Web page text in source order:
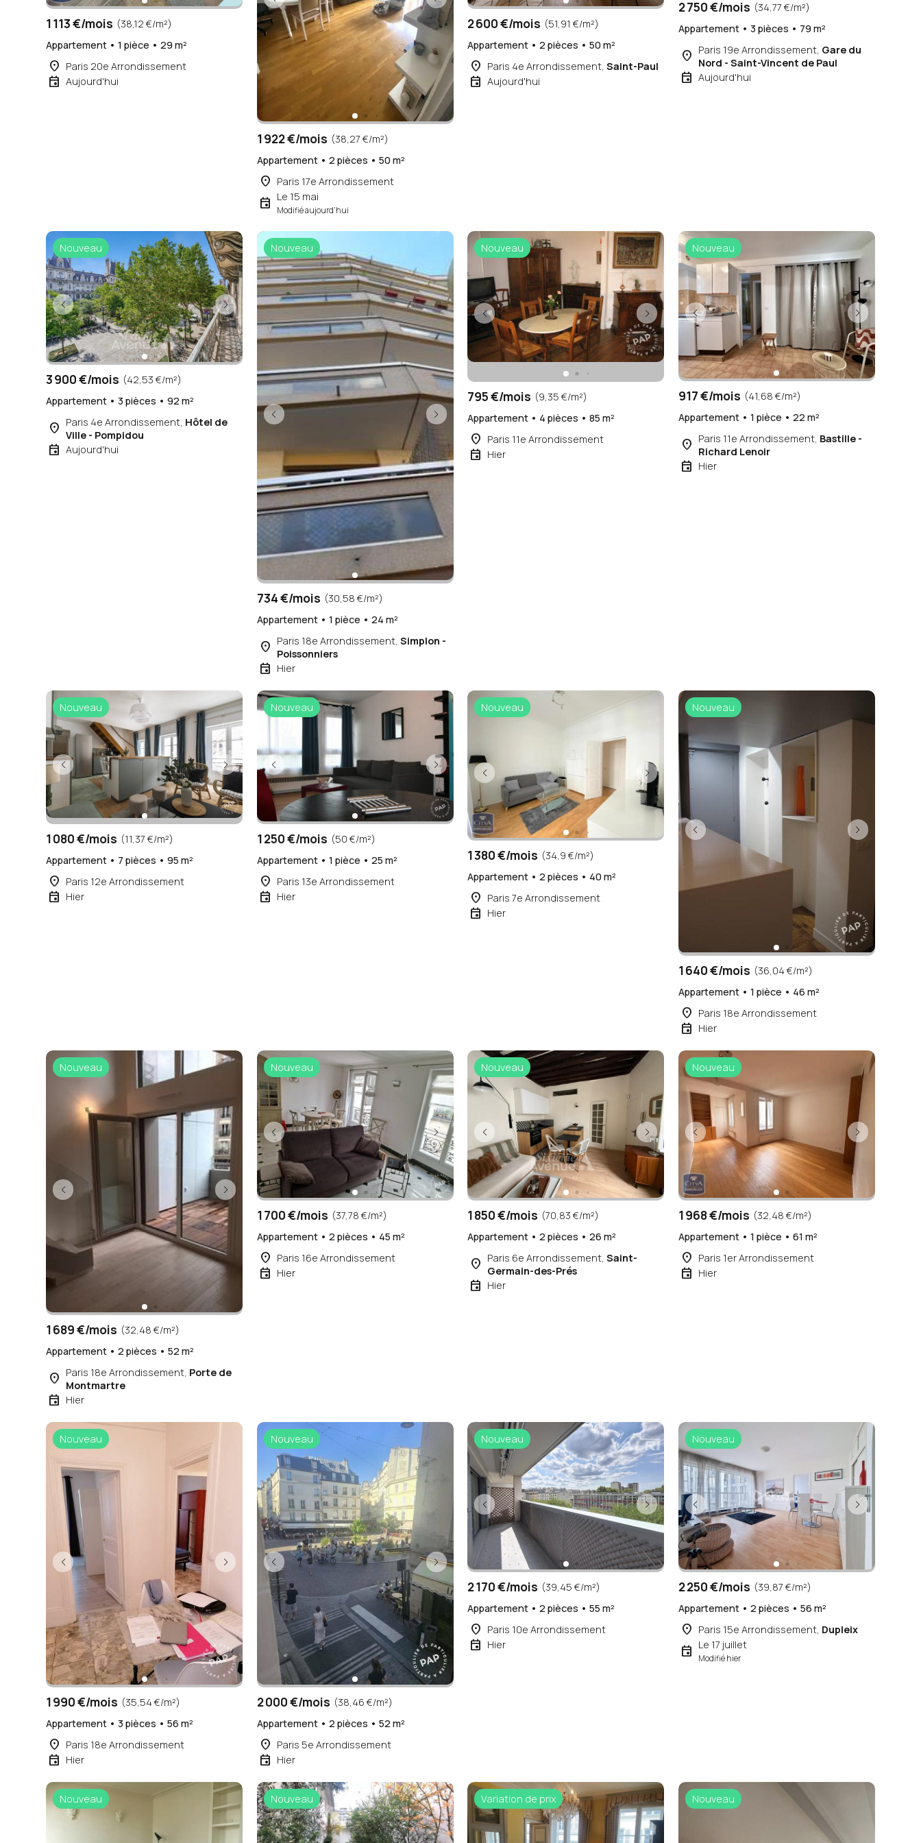
1 113 €/mois (38,12 €/m²)
Appartement • 1 pièce • 29 m²
place Paris 20e Arrondissement
event Aujourd'hui
1 922 €/mois (38,27 €/m²)
Appartement • 2 pièces • 50 m²
place Paris 17e Arrondissement
event Le 15 mai
Modifié aujourd'hui
2 600 €/mois (51,91 €/m²)
Appartement • 2 pièces • 50 m²
place Paris 4e Arrondissement,Saint-Paul
event Aujourd'hui
2 750 €/mois (34,77 €/m²)
Appartement • 3 pièces • 79 m²
place Paris 19e Arrondissement, Gare du
Nord - Saint-Vincent de Paul
event Aujourd'hui
Nouveau
3 900 €/mois (42,53 €/m²)
Appartement • 3 pièces • 92 m²
place Paris 4e Arrondissement, Hôtel de
Ville - Pompidou
event Aujourd'hui
Nouveau
734 €/mois (30,58 €/m²)
Appartement • 1 pièce • 24 m²
place Paris 18e Arrondissement, Simplon -
Poissonniers
event Hier
Nouveau
795 €/mois (9,35 €/m²)
Appartement • 4 pièces • 85 m²
place Paris 11e Arrondissement
event Hier
Nouveau
917 €/mois (41,68 €/m²)
Appartement • 1 pièce • 22 m²
place Paris 11e Arrondissement, Bastille -
Richard Lenoir
event Hier
Nouveau
1 080 €/mois (11,37 €/m²)
Appartement • 7 pièces • 95 m²
place Paris 12e Arrondissement
event Hier
Nouveau
1 250 €/mois (50 €/m²)
Appartement • 1 pièce • 25 m²
place Paris 13e Arrondissement
event Hier
Nouveau
1 380 €/mois (34,9 €/m²)
Appartement • 2 pièces • 40 m²
place Paris 7e Arrondissement
event Hier
Nouveau
1 640 €/mois (36,04 €/m²)
Appartement • 1 pièce • 46 m²
place Paris 18e Arrondissement
event Hier
Nouveau
1 689 €/mois (32,48 €/m²)
Appartement • 2 pièces • 52 m²
place Paris 18e Arrondissement, Porte de
Montmartre
event Hier
Nouveau
1 700 €/mois (37,78 €/m²)
Appartement • 2 pièces • 45 m²
place Paris 16e Arrondissement
event Hier
Nouveau
1 850 €/mois (70,83 €/m²)
Appartement • 2 pièces • 26 m²
place Paris 6e Arrondissement,Saint-
Germain-des-Prés
event Hier
Nouveau
1 968 €/mois (32,48 €/m²)
Appartement • 1 pièce • 61 m²
place Paris 1er Arrondissement
event Hier
Nouveau
1 990 €/mois (35,54 €/m²)
Appartement • 3 pièces • 56 m²
place Paris 18e Arrondissement
event Hier
Nouveau
2 000 €/mois (38,46 €/m²)
Appartement • 2 pièces • 52 m²
place Paris 5e Arrondissement
event Hier
Nouveau
2 170 €/mois (39,45 €/m²)
Appartement • 2 pièces • 55 m²
place Paris 10e Arrondissement
event Hier
Nouveau
2 250 €/mois (39,87 €/m²)
Appartement • 2 pièces • 56 m²
place Paris 15e Arrondissement, Dupleix
event Le 17 juillet
Modifié hier
Nouveau Nouveau Variation de prix Nouveau